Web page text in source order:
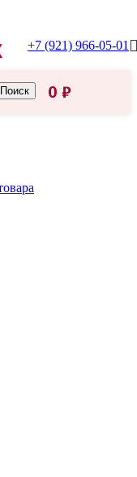
+7 (921) 966-05-01
Поиск 0 ₽